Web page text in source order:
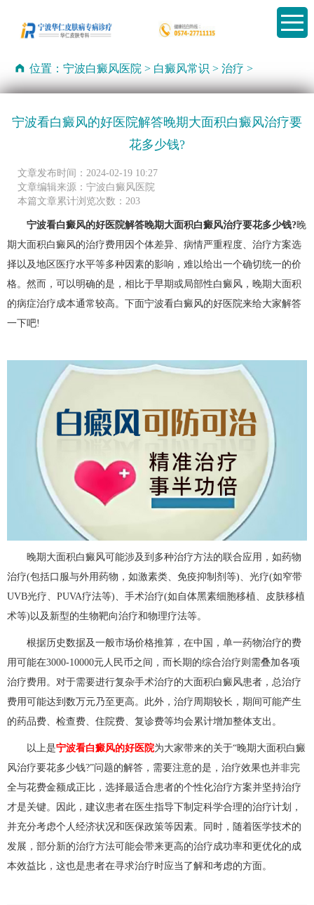
位置：宁波白癜风医院 > 白癜风常识 >治疗 >
宁波看白癜风的好医院解答晚期大面积白癜风治疗要
花多少钱?
文章发布时间：2024-02-19 10:27
文章编辑来源：宁波白癜风医院
本篇文章累计浏览次数：203
宁波看白癜风的好医院解答晚期大面积白癜风治疗要花多少钱?晚
期大面积白癜风的治疗费用因个体差异、病情严重程度、治疗方案选
择以及地区医疗水平等多种因素的影响，难以给出一个确切统一的价
格。然而，可以明确的是，相比于早期或局部性白癜风，晚期大面积
的病症治疗成本通常较高。下面宁波看白癜风的好医院来给大家解答
一下吧!
晚期大面积白癜风可能涉及到多种治疗方法的联合应用，如药物
治疗(包括口服与外用药物，如激素类、免疫抑制剂等)、光疗(如窄带
UVB光疗、PUVA疗法等)、手术治疗(如自体黑素细胞移植、皮肤移植
术等)以及新型的生物靶向治疗和物理疗法等。
根据历史数据及一般市场价格推算，在中国，单一药物治疗的费
用可能在3000-10000元人民币之间，而长期的综合治疗则需叠加各项
治疗费用。对于需要进行复杂手术治疗的大面积白癜风患者，总治疗
费用可能达到数万元乃至更高。此外，治疗周期较长，期间可能产生
的药品费、检查费、住院费、复诊费等均会累计增加整体支出。
以上是宁波看白癜风的好医院为大家带来的关于“晚期大面积白癜
风治疗要花多少钱?”问题的解答，需要注意的是，治疗效果也并非完
全与花费金额成正比，选择最适合患者的个性化治疗方案并坚持治疗
才是关键。因此，建议患者在医生指导下制定科学合理的治疗计划，
并充分考虑个人经济状况和医保政策等因素。同时，随着医学技术的
发展，部分新的治疗方法可能会带来更高的治疗成功率和更优化的成
本效益比，这也是患者在寻求治疗时应当了解和考虑的方面。